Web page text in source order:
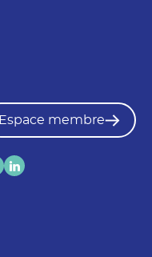
Espace membre